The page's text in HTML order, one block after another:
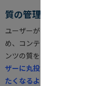
質の管理
ユーザーが作成する
め、コンテンツのレベル
ンツの質をある程度の水
ザーに丸投げするのでは
たくなるような工夫をす